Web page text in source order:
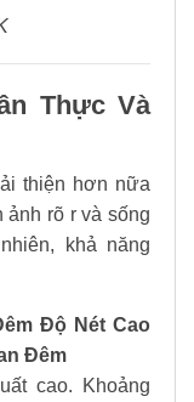
Thực Và
thiện hơn nữa
rõ r và sống
khả năng
Độ Nét Cao
Đêm
cao. Khoảng